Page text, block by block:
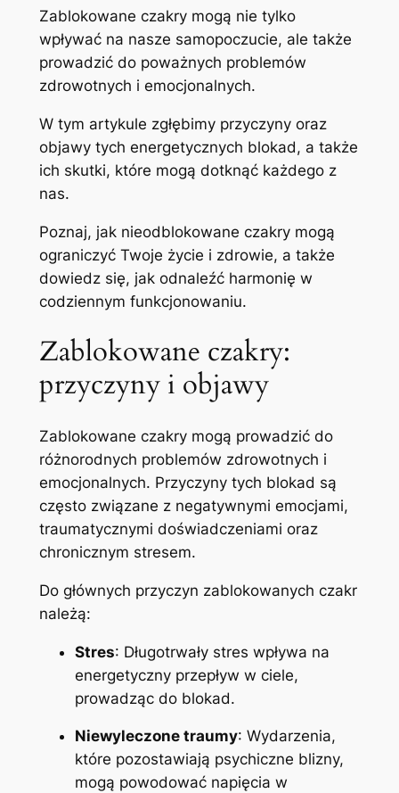
Zablokowane czakry mogą nie tylko
wpływać na nasze samopoczucie, ale także
prowadzić do poważnych problemów
zdrowotnych i emocjonalnych.
W tym artykule zgłębimy przyczyny oraz
objawy tych energetycznych blokad, a także
ich skutki, które mogą dotknąć każdego z
nas.
Poznaj, jak nieodblokowane czakry mogą
ograniczyć Twoje życie i zdrowie, a także
dowiedz się, jak odnaleźć harmonię w
codziennym funkcjonowaniu.
Zablokowane czakry:
przyczyny i objawy
Zablokowane czakry mogą prowadzić do
różnorodnych problemów zdrowotnych i
emocjonalnych. Przyczyny tych blokad są
często związane z negatywnymi emocjami,
traumatycznymi doświadczeniami oraz
chronicznym stresem.
Do głównych przyczyn zablokowanych czakr
należą:
Stres: Długotrwały stres wpływa na
energetyczny przepływ w ciele,
prowadząc do blokad.
Niewyleczone traumy: Wydarzenia,
które pozostawiają psychiczne blizny,
mogą powodować napięcia w